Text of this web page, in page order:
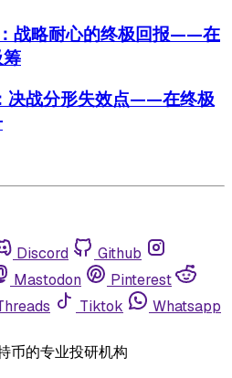
战略耐心的终极回报——在
决战分形失效点——在终极
Discord
Github
Mastodon
Pinterest
Tiktok
Whatsapp
币的专业投研机构